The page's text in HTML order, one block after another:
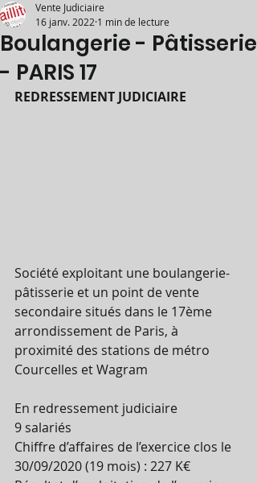
Boulangerie - Pâtisserie
- PARIS 17
Vente Judiciaire
16 janv. 2022 1 min de lecture
REDRESSEMENT JUDICIAIRE
Société exploitant une boulangerie-
pâtisserie et un point de vente
secondaire situés dans le 17ème
arrondissement de Paris, à
proximité des stations de métro
Courcelles et Wagram
En redressement judiciaire
9 salariés
Chiffre d’affaires de l’exercice clos le
30/09/2020 (19 mois) : 227 K€